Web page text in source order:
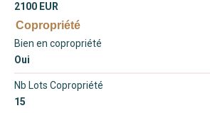
2100 EUR
Copropriété
Bien en copropriété
Oui
Nb Lots Copropriété
15